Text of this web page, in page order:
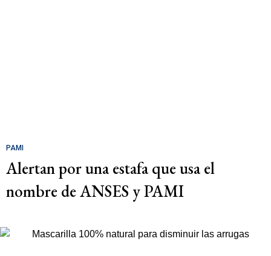
PAMI
Alertan por una estafa que usa el
nombre de ANSES y PAMI